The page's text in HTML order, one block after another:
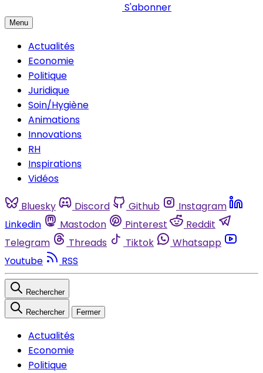
S'abonner
Menu
Actualités
Economie
Politique
Juridique
Soin/Hygiène
Animations
Innovations
RH
Inspirations
Vidéos
Bluesky Discord Github
Instagram
Linkedin
Mastodon Pinterest
Reddit
Telegram
Threads Tiktok
Whatsapp
Youtube
RSS
Rechercher
Rechercher Fermer
Actualités
Economie
Politique